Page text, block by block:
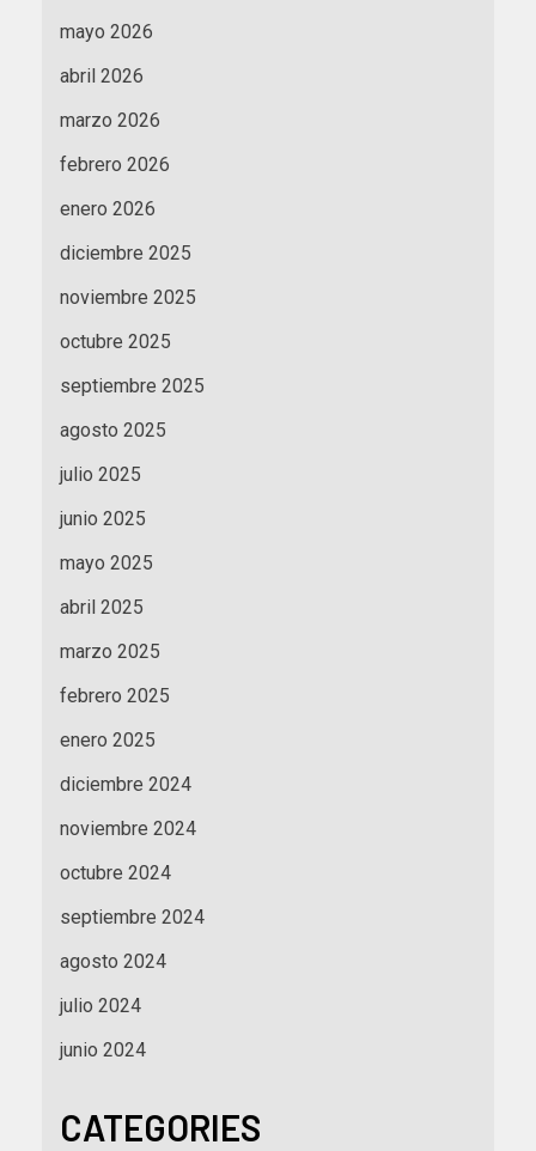
mayo 2026
abril 2026
marzo 2026
febrero 2026
enero 2026
diciembre 2025
noviembre 2025
octubre 2025
septiembre 2025
agosto 2025
julio 2025
junio 2025
mayo 2025
abril 2025
marzo 2025
febrero 2025
enero 2025
diciembre 2024
noviembre 2024
octubre 2024
septiembre 2024
agosto 2024
julio 2024
junio 2024
CATEGORIES